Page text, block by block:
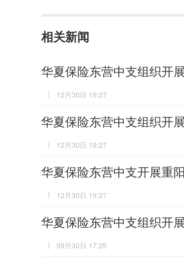
相关新闻
华夏保险东营中支组织开
12月30日 19:27
华夏保险东营中支组织开
12月30日 19:27
华夏保险东营中支开展重
12月30日 19:27
华夏保险东营中支组织开
09月30日 17:25